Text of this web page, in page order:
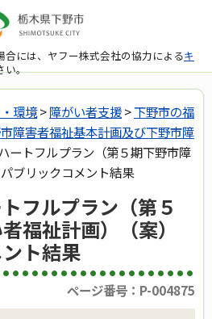
には、ヤフー株式会社の協力によるキ
い。
環境>障がい者支援>下野市の福
障害者福祉基本計画及び下野市障
ートフルプラン（第５期下野市障
ブリックコメント結果
フルプラン（第５
福祉計画）（案）
ト結果
ページ番号：P-004875